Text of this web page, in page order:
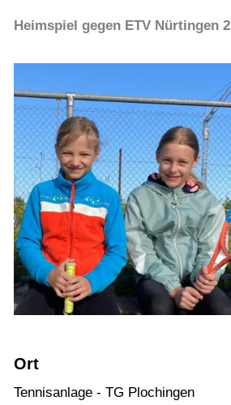
Verein
Mannschaften
Jugend
Training
Gaststätte
Heimspiel gegen ETV Nürtingen 2
Ort
Tennisanlage - TG Plochingen